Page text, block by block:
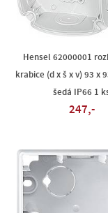
Hensel 62000001
krabice (d x š x v) 93 x
šedá IP66 1
247,-